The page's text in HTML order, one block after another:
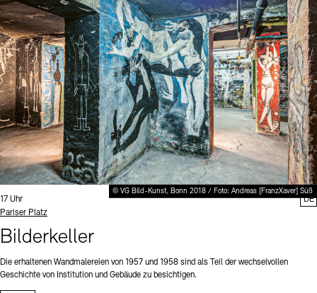
Stellenangebote Newsletter Presse
Nachhaltigkeit Kontakt
Digitale Sammlungen Exil-Archive
© VG Bild-Kunst, Bonn 2018 / Foto: Andreas [FranzXaver] Süß
Uhrzeit:
17 Uhr
Standort
Pariser Platz
Bilderkeller
Die erhaltenen Wandmalereien von 1957 und 1958 sind als Teil der wechselvollen
Geschichte von Institution und Gebäude zu besichtigen.
DE